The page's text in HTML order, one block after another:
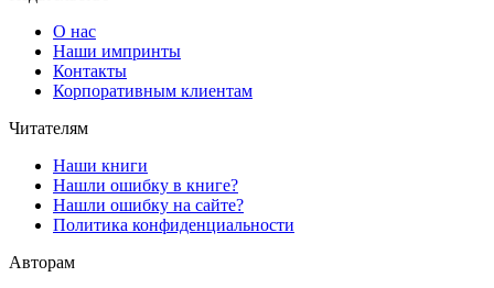
О нас
Наши импринты
Контакты
Корпоративным клиентам
Читателям
Наши книги
Нашли ошибку в книге?
Нашли ошибку на сайте?
Политика конфиденциальности
Авторам